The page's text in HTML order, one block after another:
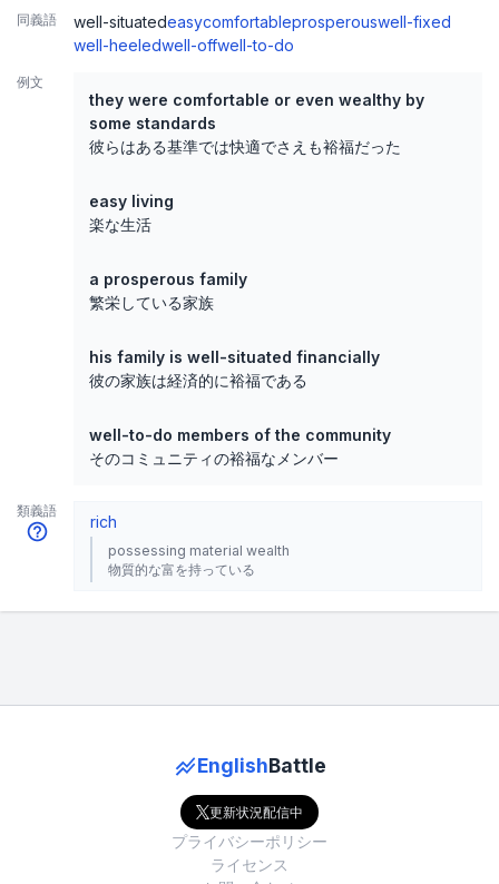
同義語 well-situatedeasycomfortableprosperouswell-fixed
well-heeledwell-offwell-to-do
例文
they were comfortable or even wealthy by
some standards
彼らはある基準では快適でさえも裕福だった
easy living
楽な生活
a prosperous family
繁栄している家族
his family is well-situated financially
彼の家族は経済的に裕福である
well-to-do members of the community
そのコミュニティの裕福なメンバー
類義語
rich
possessing material wealth
物質的な富を持っている
EnglishBattle
更新状況配信中
プライバシーポリシー
ライセンス